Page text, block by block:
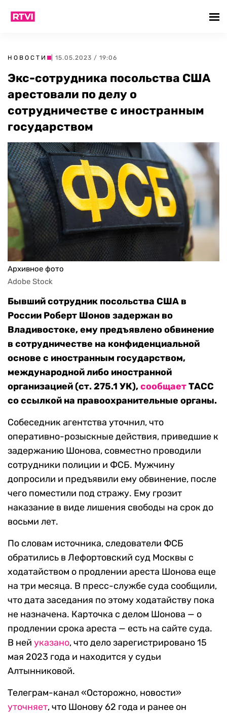
НОВОСТИ | 15.05.2023 / 19:06
Экс-сотрудника посольства США
арестовали по делу о
сотрудничестве с иностранным
государством
Архивное фото
Adobe Stock
Бывший сотрудник посольства США в
России Роберт Шонов задержан во
Владивостоке, ему предъявлено обвинение
в сотрудничестве на конфиденциальной
основе с иностранным государством,
международной либо иностранной
организацией (ст. 275.1 УК),сообщаетТАСС
со ссылкой на правоохранительные органы.
Собеседник агентства уточнил, что
оперативно-розыскные действия, приведшие к
задержанию Шонова, совместно проводили
сотрудники полиции и ФСБ. Мужчину
допросили и предъявили ему обвинение, после
чего поместили под стражу. Ему грозит
наказание в виде лишения свободы на срок до
восьми лет.
По словам источника, следователи ФСБ
обратились в Лефортовский суд Москвы с
ходатайством о продлении ареста Шонова еще
на три месяца. В пресс-службе суда сообщили,
что дата заседания по этому ходатайству пока
не назначена. Карточка с делом Шонова — о
продлении срока ареста — есть на сайте суда.
В ней указано, что дело зарегистрировано 15
мая 2023 года и находится у судьи
Алтынниковой.
Телеграм-канал «Осторожно, новости»
уточняет, что Шонову 62 года и ранее он